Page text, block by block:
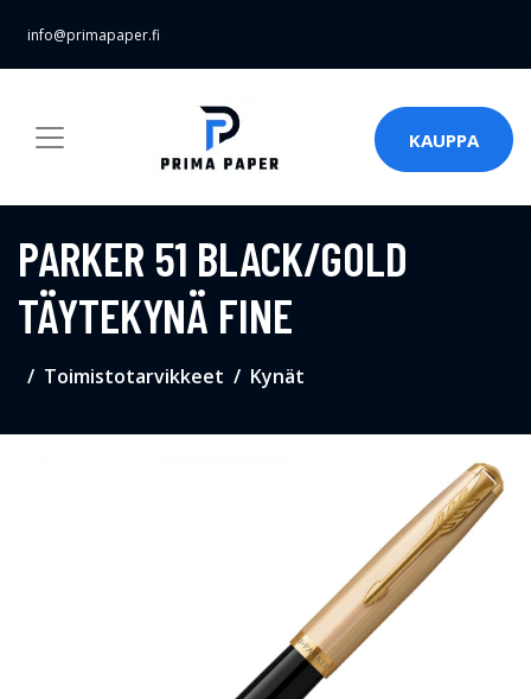
info@primapaper.fi
KAUPPA
PARKER 51 BLACK/GOLD
TÄYTEKYNÄ FINE
Toimistotarvikkeet Kynät